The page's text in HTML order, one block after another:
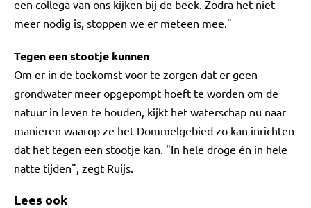
een collega van ons kijken bij de beek. Zodra het niet
meer nodig is, stoppen we er meteen mee."
Tegen een stootje kunnen
Om er in de toekomst voor te zorgen dat er geen
grondwater meer opgepompt hoeft te worden om de
natuur in leven te houden, kijkt het waterschap nu naar
manieren waarop ze het Dommelgebied zo kan inrichten
dat het tegen een stootje kan. "In hele droge én in hele
natte tijden", zegt Ruijs.
Lees ook